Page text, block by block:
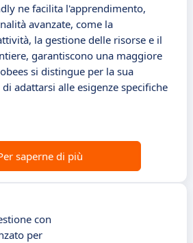
ne facilita l'apprendimento,
avanzate, come la
la gestione delle risorse e il
garantiscono una maggiore
si distingue per la sua
adattarsi alle esigenze specifiche
saperne di più
con
per